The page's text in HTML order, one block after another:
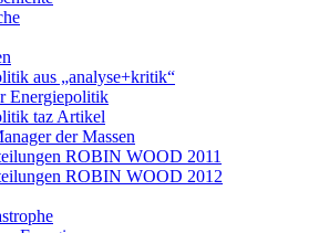
aus „analyse+kritik“
Energiepolitik
taz Artikel
der Massen
ROBIN WOOD 2011
ROBIN WOOD 2012